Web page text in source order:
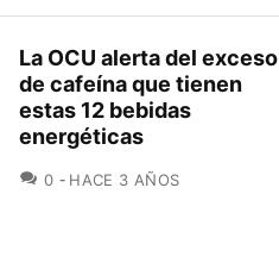
La OCU alerta del exceso
de cafeína que tienen
estas 12 bebidas
energéticas
0 COMENTARIOS
HACE 3 AÑOS